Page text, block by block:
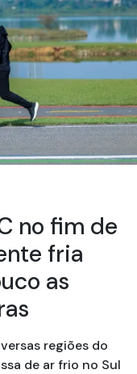
no fim de
fria
as
regiões do
de ar frio no Sul